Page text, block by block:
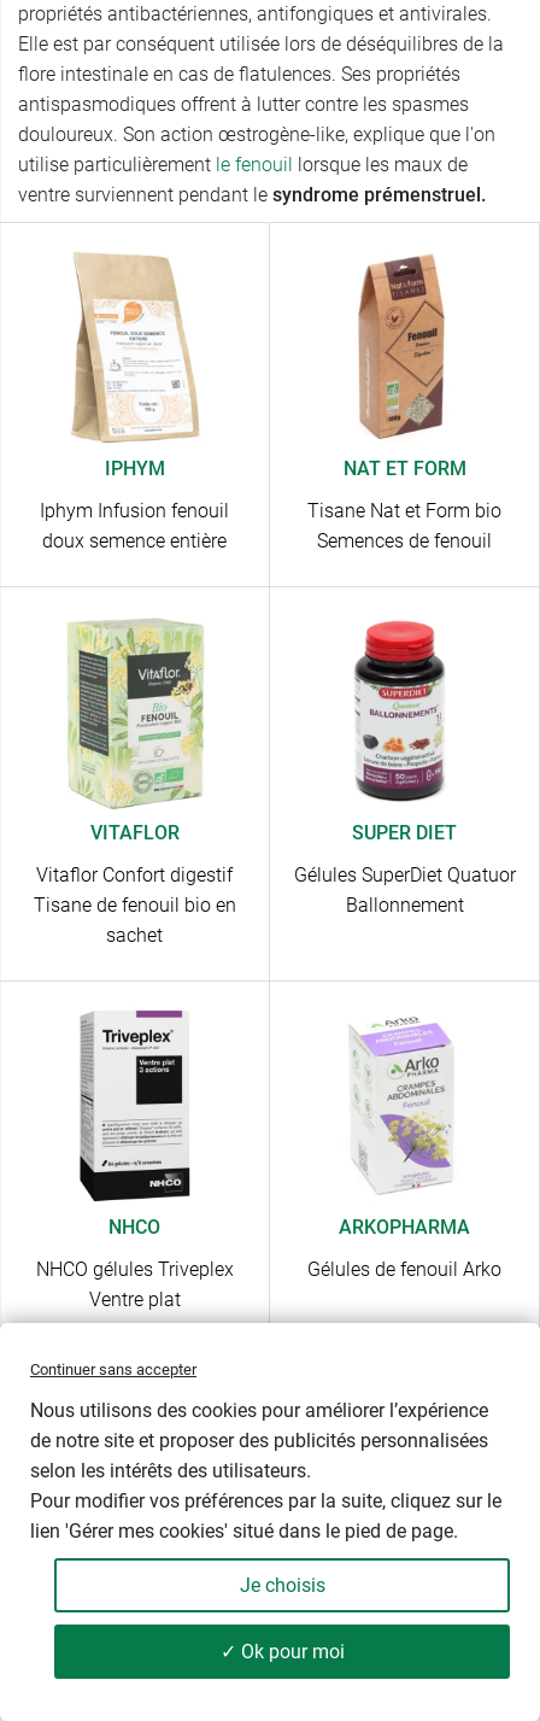
propriétés antibactériennes, antifongiques et antivirales.
Elle est par conséquent utilisée lors de déséquilibres de la
flore intestinale en cas de flatulences. Ses propriétés
antispasmodiques offrent à lutter contre les spasmes
douloureux. Son action œstrogène-like, explique que l'on
utilise particulièrement le fenouil
lorsque les maux de
ventre surviennent pendant le syndrome prémenstruel.
IPHYM
Iphym Infusion fenouil
doux semence entière
NAT ET FORM
Tisane Nat et Form bio
Semences de fenouil
VITAFLOR
Vitaflor Confort digestif
Tisane de fenouil bio en
sachet
SUPER DIET
Gélules SuperDiet Quatuor
Ballonnement
NHCO
NHCO gélules Triveplex
Ventre plat
ARKOPHARMA
Gélules de fenouil Arko
Leromarinest un purifiant qui permet de lutter contre la
dysbiose intestinale. Il a également les propriétés de
stimuler la production d'enzymes digestives et donc de
favoriser globalement le fonctionnement digestif. Ses
propriétés diurétiques offrent à lutter contre la rétention
d'eauet le gonflement des jambes et des bras.
Continuer sans accepter
Nous utilisons des cookies pour améliorer l’expérience
de notre site et proposer des publicités personnalisées
selon les intérêts des utilisateurs.
Pour modifier vos préférences par la suite, cliquez sur le
lien 'Gérer mes cookies' situé dans le pied de page.
Je choisis
✓ Ok pour moi